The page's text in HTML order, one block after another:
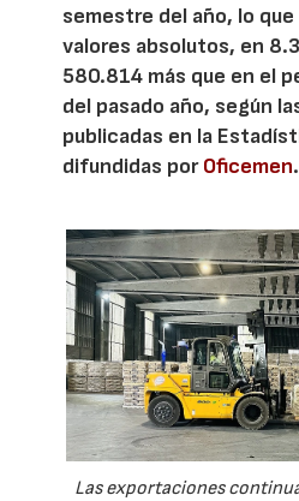
semestre del año, lo
valores absolutos, en
580.814 más que en el
del pasado año, según
publicadas en la
difundidas porOficemen.
Las exportaciones